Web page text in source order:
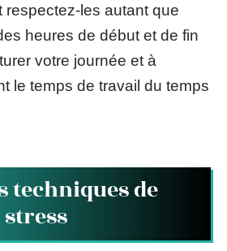
respectez-les autant que
heures de début et de fin
votre journée et à
le temps de travail du temps
techniques de